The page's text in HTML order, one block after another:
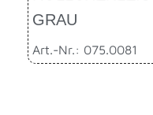
GRAU
Art.-Nr.: 075.0081